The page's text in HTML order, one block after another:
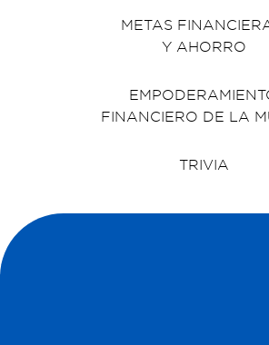
METAS
Y AHORRO
FINANCIERO DE LA
TRIVIA